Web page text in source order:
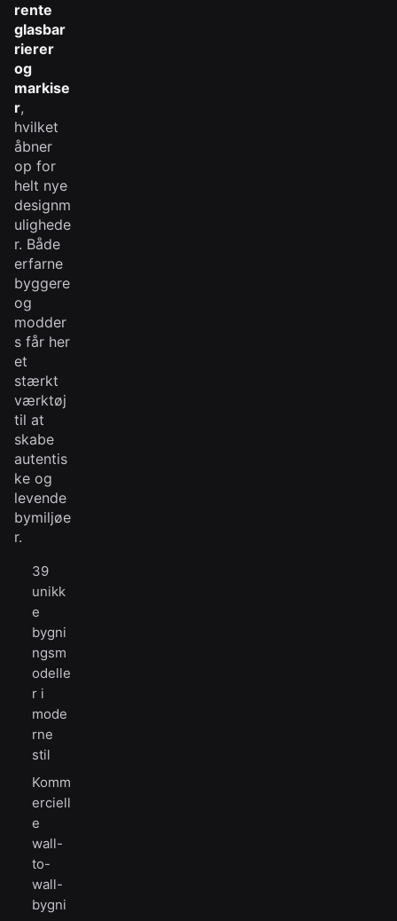
rente
glasbar
rierer
og
markise
r,
hvilket
åbner
op for
helt nye
designm
ulighede
r. Både
erfarne
byggere
og
modder
s får her
et
stærkt
værktøj
til at
skabe
autentis
ke og
levende
bymiljøe
r.
39
unikk
e
bygni
ngsm
odelle
r i
mode
rne
stil
Komm
erciell
e
wall-
to-
wall-
bygni